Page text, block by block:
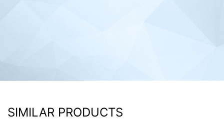
SIMILAR PRODUCTS